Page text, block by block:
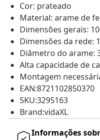
Cor: prateado
Material: arame de
Dimensões gerais:
Dimensões da rede:
Diâmetro do arame:
Alta capacidade de
Montagem
EAN:8721102850370
SKU:3295163
Brand:vidaXL
Informações